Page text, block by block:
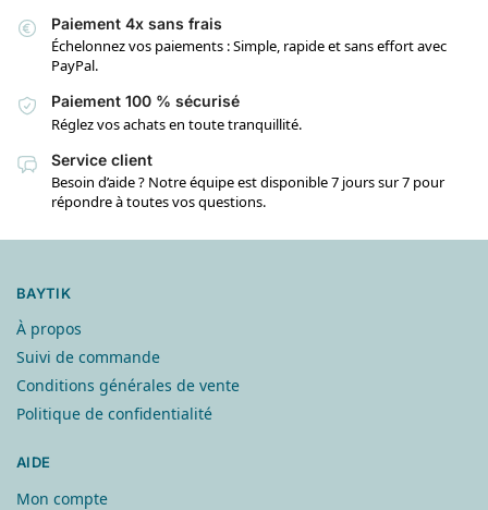
Paiement 4x sans frais
Échelonnez vos paiements : Simple, rapide et sans effort avec
PayPal.
Paiement 100 % sécurisé
Réglez vos achats en toute tranquillité.
Service client
Besoin d’aide ? Notre équipe est disponible 7 jours sur 7 pour
répondre à toutes vos questions.
BAYTIK
À propos
Suivi de commande
Conditions générales de vente
Politique de confidentialité
AIDE
Mon compte